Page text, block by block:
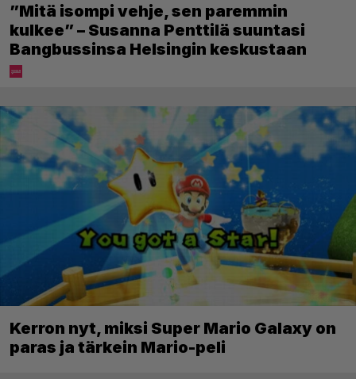
”Mitä isompi vehje, sen paremmin
kulkee” – Susanna Penttilä suuntasi
Bangbussinsa Helsingin keskustaan
Kerron nyt, miksi Super Mario Galaxy on
paras ja tärkein Mario-peli